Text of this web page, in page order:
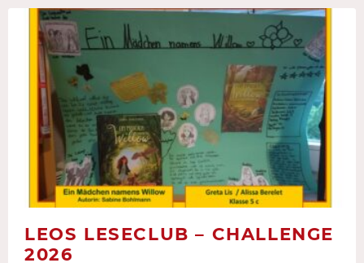
LEOS LESECLUB – CHALLENGE
2026